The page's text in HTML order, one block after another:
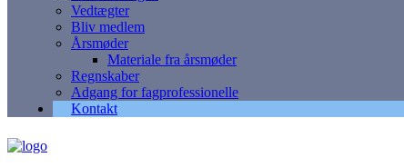
Vedtægter
Bliv medlem
Årsmøder
Materiale fra årsmøder
Regnskaber
Adgang for fagprofessionelle
Kontakt